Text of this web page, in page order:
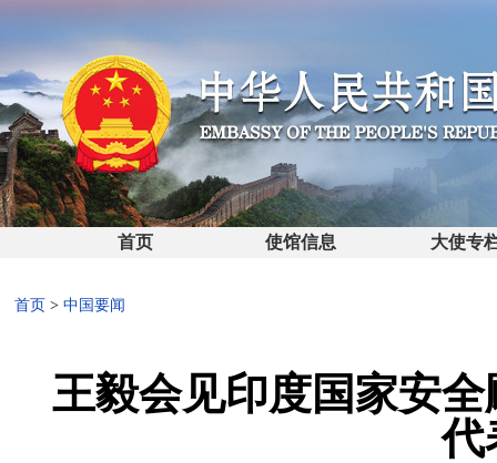
首页 使馆信息 大使专
首页 > 中国要闻
王毅会见印度国家安
代